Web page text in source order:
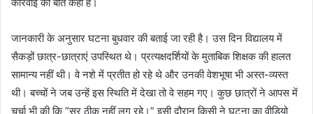
जानकारी के अनुसार घटना बुधवार की बताई जा रही है। उस दिन विद्यालय में
सैकड़ों छात्र-छात्राएं उपस्थित थे। प्रत्यक्षदर्शियों के मुताबिक शिक्षक की हालत
सामान्य नहीं थी। वे नशे में प्रतीत हो रहे थे और उनकी वेशभूषा भी अस्त-व्यस्त
थी। बच्चों ने जब उन्हें इस स्थिति में देखा तो वे सहम गए। कुछ छात्रों ने आपस में
चर्चा भी की कि “सर ठीक नहीं लग रहे।” इसी दौरान किसी ने घटना का वीडियो